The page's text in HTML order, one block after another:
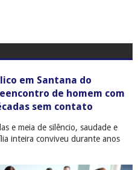
em Santana do
de homem com
sem contato
e meia de silêncio, saudade e
inteira conviveu durante anos